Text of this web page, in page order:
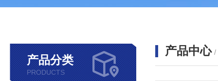
产品分类
PRODUCTS
产品中心 /